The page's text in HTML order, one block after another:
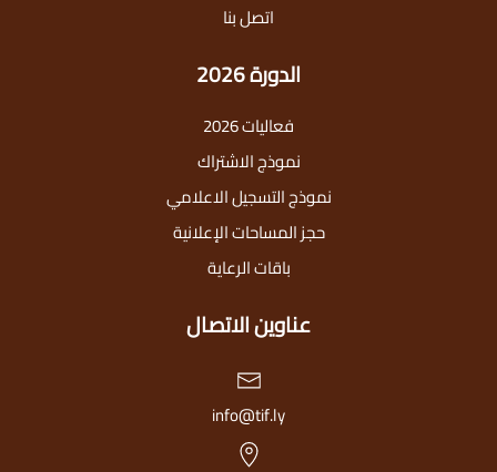
اتصل بنا
الدورة 2026
فعاليات 2026
نموذج الاشتراك
نموذج التسجيل الاعلامي
حجز المساحات الإعلانية
باقات الرعاية
عناوين الاتصال
info@tif.ly